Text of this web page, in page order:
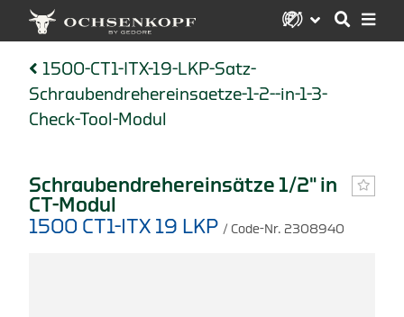
1500-CT1-ITX-19-LKP-Satz-
Schraubendrehereinsaetze-1-2--in-1-3-
Check-Tool-Modul
Schraubendrehereinsätze 1/2" in
CT-Modul
1500 CT1-ITX 19 LKP / Code-Nr. 2308940